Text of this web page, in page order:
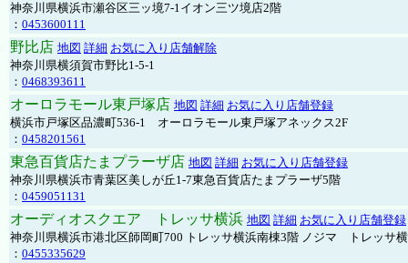
神奈川県横浜市瀬谷区三ッ境7-1イオン三ツ境店2階
： 0453600111
野比店 地図 詳細 お気に入り店舗解除
神奈川県横須賀市野比1-5-1
： 0468393611
オーロラモール東戸塚店 地図 詳細 お気に入り店舗登録
横浜市戸塚区品濃町536-1 オーロラモール東戸塚アネックス2F
： 0458201561
東急百貨店たまプラーザ店 地図 詳細 お気に入り店舗登録
神奈川県横浜市青葉区美しが丘1-7東急百貨店たまプラーザ5階
： 0459051131
オーディオスクエア トレッサ横浜 地図 詳細 お気に入り店舗登録
神奈川県横浜市港北区師岡町700 トレッサ横浜南棟3階 ノジマ トレッサ
： 0455335629